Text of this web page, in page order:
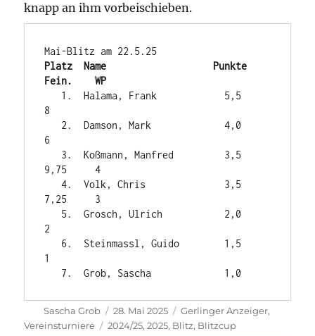
knapp an ihm vorbeischieben.
Platz  Name                   Punkte
Fein.    WP
8
6
9,75     4
   4.  Volk, Chris              3,5
7,25     3
2
1
Autor
Sascha Grob
Veröffentlicht
am
28. Mai 2025 Kategorien
Gerlinger Anzeiger,
Vereinsturniere
Schlagwörter
2024/25,2025, Blitz, Blitzcup